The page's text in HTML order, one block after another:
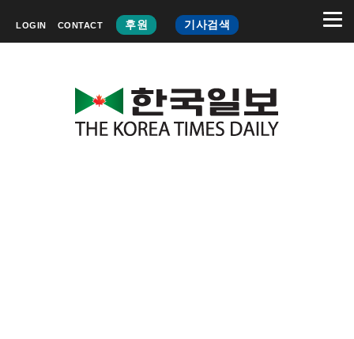
LOGIN CONTACT 후원 기사검색